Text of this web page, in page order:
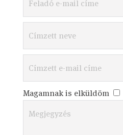
Magamnak is elküldöm